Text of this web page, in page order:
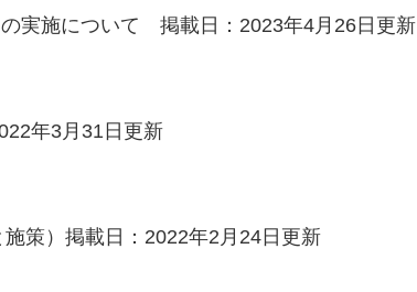
実施について 掲載日：2023年4月26日更新
年3月31日更新
策）掲載日：2022年2月24日更新